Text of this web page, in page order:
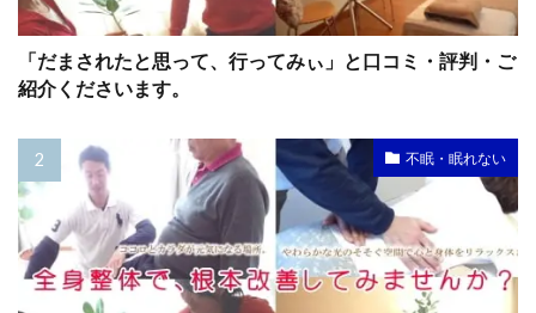
「だまされたと思って、行ってみぃ」と口コミ・評判・ご
紹介くださいます。
不眠・眠れない